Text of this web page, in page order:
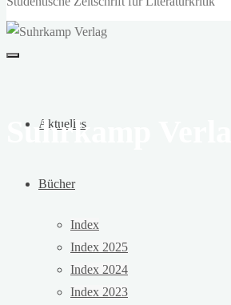
Aktuelles
Bücher
Index
Index 2025
Index 2024
Index 2023
Suhrkamp Verlag